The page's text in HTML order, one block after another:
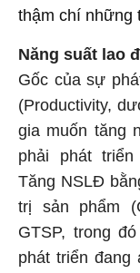
thậm chí những
Năng suất lao
Gốc của sự
(Productivity,
gia muốn tăng
phải phát triển
Tăng NSLĐ
trị sản phẩm
GTSP, trong
phát triển đang